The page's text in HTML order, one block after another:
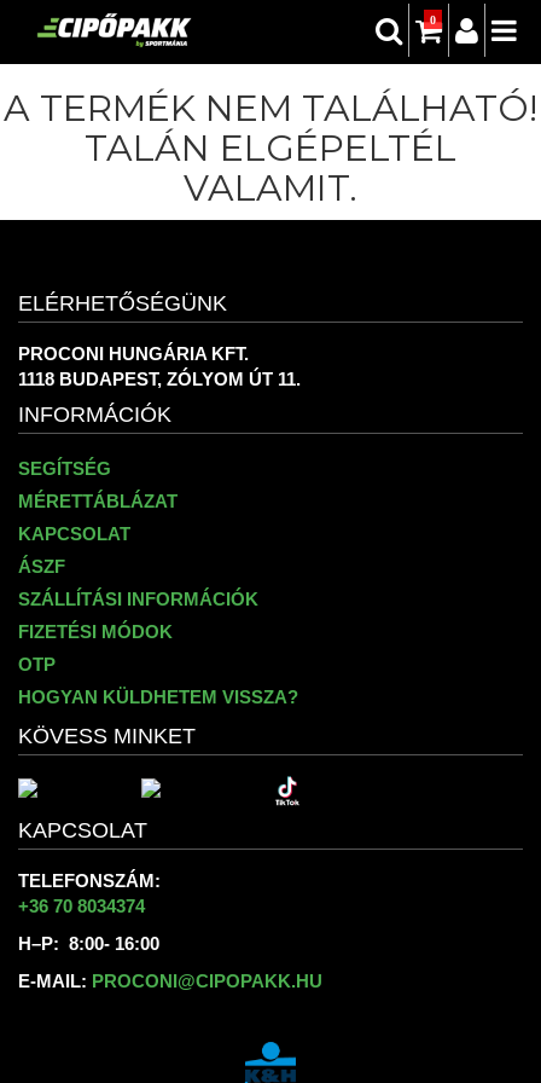
0
A TERMÉK NEM TALÁLHATÓ!
TALÁN ELGÉPELTÉL
VALAMIT.
ELÉRHETŐSÉGÜNK
PROCONI HUNGÁRIA KFT.
1118 BUDAPEST, ZÓLYOM ÚT 11.
INFORMÁCIÓK
SEGÍTSÉG
MÉRETTÁBLÁZAT
KAPCSOLAT
ÁSZF
SZÁLLÍTÁSI INFORMÁCIÓK
FIZETÉSI MÓDOK
OTP
HOGYAN KÜLDHETEM VISSZA?
KÖVESS MINKET
KAPCSOLAT
TELEFONSZÁM:
+36 70 8034374
H–P: 8:00- 16:00
E-MAIL: PROCONI@CIPOPAKK.HU